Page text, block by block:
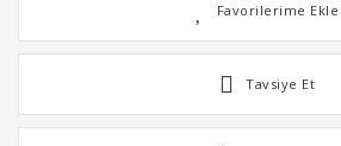
Tavsiye Et